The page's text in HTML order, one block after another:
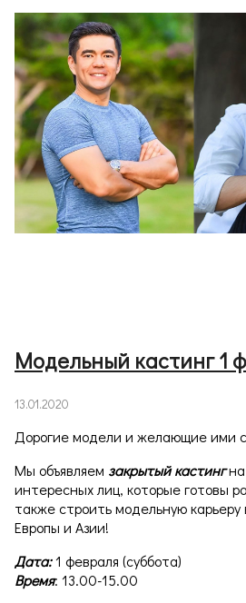
Модельный кастинг 1
13.01.2020
Дорогие модели и желающие ими
Мы объявляем закрытый кастингна
интересных лиц, которые готовы
также строить модельную карьеру
Европы и Азии!
Дата:1 февраля (суббота)
Время: 13.00-15.00